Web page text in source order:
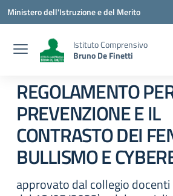
Vai ai contenuti
Vai al menu di navigazione
Vai al footer
Ministero dell'Istruzione e del Merito
Istituto Comprensivo
Bruno De Finetti
REGOLAMENTO
PREVENZIONE E IL
CONTRASTO DEI
BULLISMO E
approvato dal collegio docenti